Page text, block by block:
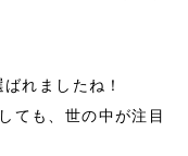
れましたね！
ても、世の中が注目